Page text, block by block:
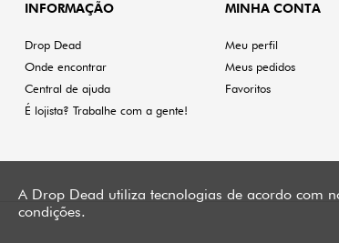
INFORMAÇÃO
Drop Dead
Onde encontrar
Central de ajuda
É lojista? Trabalhe com a gente!
MINHA CONTA
Meu perfil
Meus pedidos
Favoritos
A Drop Dead utiliza tecnologias de acordo com
condições.